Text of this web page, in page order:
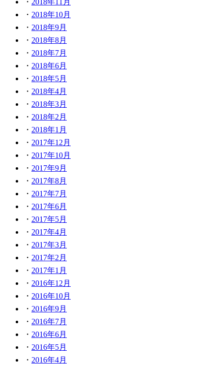
2018年11月
2018年10月
2018年9月
2018年8月
2018年7月
2018年6月
2018年5月
2018年4月
2018年3月
2018年2月
2018年1月
2017年12月
2017年10月
2017年9月
2017年8月
2017年7月
2017年6月
2017年5月
2017年4月
2017年3月
2017年2月
2017年1月
2016年12月
2016年10月
2016年9月
2016年7月
2016年6月
2016年5月
2016年4月